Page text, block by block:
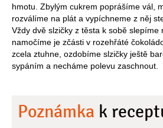
hmotu. Zbylým cukrem poprášíme vál,
rozválíme na plát a vypíchneme z něj
Vždy dvě slzičky z těsta k sobě slepíme
namočíme je zčásti v rozehřáté
zcela ztuhne, ozdobíme slzičky ještě
sypáním a necháme polevu zaschnout.
Poznámka k